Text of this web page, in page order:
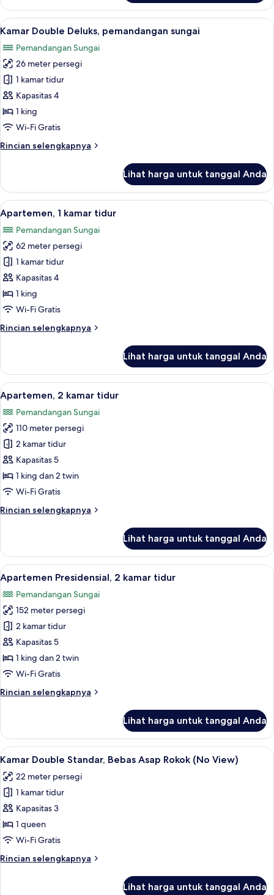
Suite
Junior,
2
Tidur
Twin,
pemandangan
sungai
Lihat
semua
foto
untuk
Kamar
Double
Deluks,
pemandangan
Kamar Double Deluks,
5
Kamar Double Deluks, pemandangan sungai
Pemandangan Sungai
26 meter persegi
1 kamar tidur
Kapasitas 4
1 king
Wi-Fi Gratis
Rincian selengkapnya
Rincian
Kamar
Double
Deluks,
pemandangan
sungai
Lihat harga untuk tanggal Anda
Lihat
semua
foto
untuk
Apartemen,
1
kamar
tidur
Apartemen, 1 kamar tidur |
11
Apartemen, 1 kamar tidur
Pemandangan Sungai
62 meter persegi
1 kamar tidur
Kapasitas 4
1 king
Wi-Fi Gratis
Rincian selengkapnya
Rincian
Apartemen,
kamar
tidur
Lihat harga untuk tanggal Anda
Lihat
semua
foto
untuk
Apartemen,
2
kamar
tidur
Apartemen, 2 kamar tidur | Ruang
11
Apartemen, 2 kamar tidur
Pemandangan Sungai
110 meter persegi
2 kamar tidur
Kapasitas 5
1 king dan 2 twin
Wi-Fi Gratis
Rincian selengkapnya
Rincian
Apartemen,
kamar
tidur
Lihat harga untuk tanggal Anda
Lihat
semua
foto
untuk
Apartemen
Presidensial,
2
kamar
Apartemen Presidensial, 2 kamar
11
Apartemen Presidensial, 2 kamar tidur
Pemandangan Sungai
152 meter persegi
2 kamar tidur
Kapasitas 5
1 king dan 2 twin
Wi-Fi Gratis
Rincian selengkapnya
Rincian
Apartemen
Presidensial,
2
tidur
Lihat harga untuk tanggal Anda
Lihat
semua
foto
untuk
Kamar
Double
Standar,
Asap
Kamar Double Standar, Bebas Asap
5
Kamar Double Standar, Bebas Asap Rokok (No View)
22 meter persegi
1 kamar tidur
Kapasitas 3
1 queen
Wi-Fi Gratis
Rincian selengkapnya
Rincian
Lihat harga untuk tanggal Anda